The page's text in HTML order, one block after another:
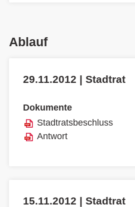
Ablauf
29.11.2012 | Stadtrat
Dokumente
Stadtratsbeschluss
Antwort
15.11.2012 | Stadtrat